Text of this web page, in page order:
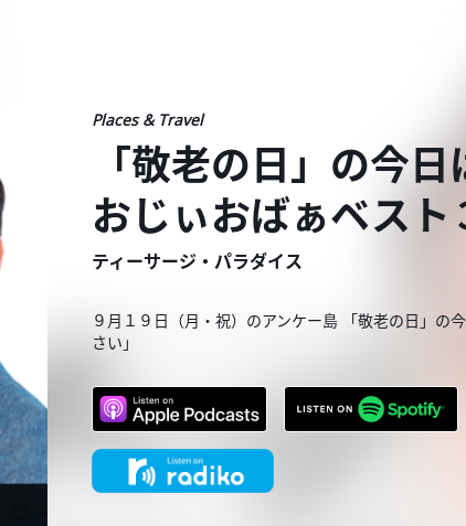
Places & Travel
「敬老の日」の今
おじぃおばぁベスト
ティーサージ・パラダイス
９月１９日（月・祝）のアンケー島 「敬老の日」の
さい」